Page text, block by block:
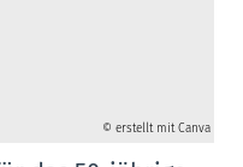
© erstellt mit Canva